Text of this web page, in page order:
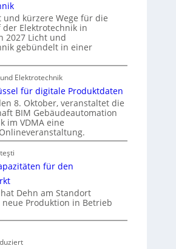
l
n
u
d
e
r
E
l
e
k
t
r
o
m
o
b
i
l
ä
kürzere Wege für die
Elektrotechnik in
2027 Licht und
gebündelt in einer
Elektrotechnik
für digitale Produktdaten
8. Oktober, veranstaltet die
BIM Gebäudeautomation
im VDMA eine
für den
Dehn am Standort
Produktion in Betrieb